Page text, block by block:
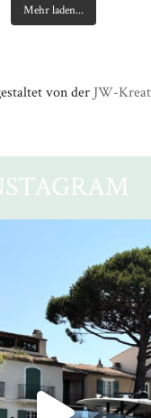
Mehr laden...
von der JW-